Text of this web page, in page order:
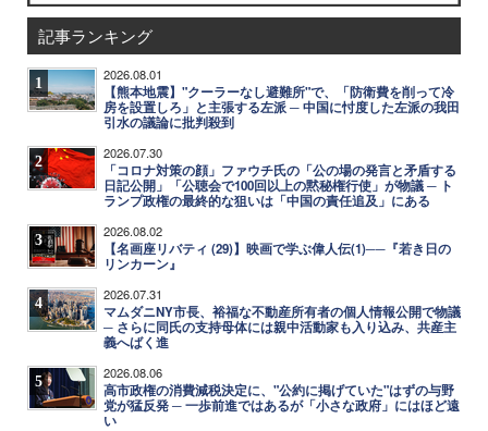
記事ランキング
1 2026.08.01
【熊本地震】"クーラーなし避難所"で、「防衛費を削って冷
房を設置しろ」と主張する左派 ─ 中国に忖度した左派の我田
引水の議論に批判殺到
2 2026.07.30
「コロナ対策の顔」ファウチ氏の「公の場の発言と矛盾する
日記公開」「公聴会で100回以上の黙秘権行使」が物議 ─ ト
ランプ政権の最終的な狙いは「中国の責任追及」にある
3 2026.08.02
【名画座リバティ (29)】映画で学ぶ偉人伝(1)──『若き日の
リンカーン』
4 2026.07.31
マムダニNY市長、裕福な不動産所有者の個人情報公開で物議
─ さらに同氏の支持母体には親中活動家も入り込み、共産主
義へばく進
5 2026.08.06
高市政権の消費減税決定に、"公約に掲げていた"はずの与野
党が猛反発 ─ 一歩前進ではあるが「小さな政府」にはほど遠
い